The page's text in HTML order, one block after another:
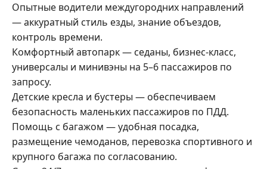
Опытные водители междугородних направлений
— аккуратный стиль езды, знание объездов,
контроль времени.
Комфортный автопарк — седаны, бизнес-класс,
универсалы и минивэны на 5–6 пассажиров по
запросу.
Детские кресла и бустеры — обеспечиваем
безопасность маленьких пассажиров по ПДД.
Помощь с багажом — удобная посадка,
размещение чемоданов, перевозка спортивного и
крупного багажа по согласованию.